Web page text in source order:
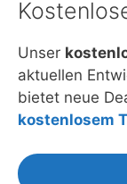
Unser
aktuellen
bietet neue
kostenlosem